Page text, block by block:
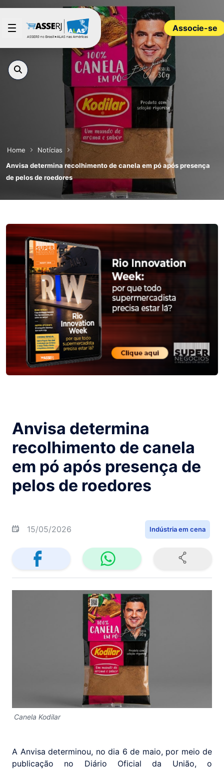
Pular para o Conteúdo principal
Associe-se
Home
Notícias
Anvisa determina recolhimento de canela em pó após presença
de pelos de roedores
Anvisa determina
recolhimento de canela
em pó após presença de
pelos de roedores
15/05/2026 Indústria em cena
Canela Kodilar
A Anvisa determinou, no dia 6 de maio, por meio de
publicação no Diário Oficial da União, o